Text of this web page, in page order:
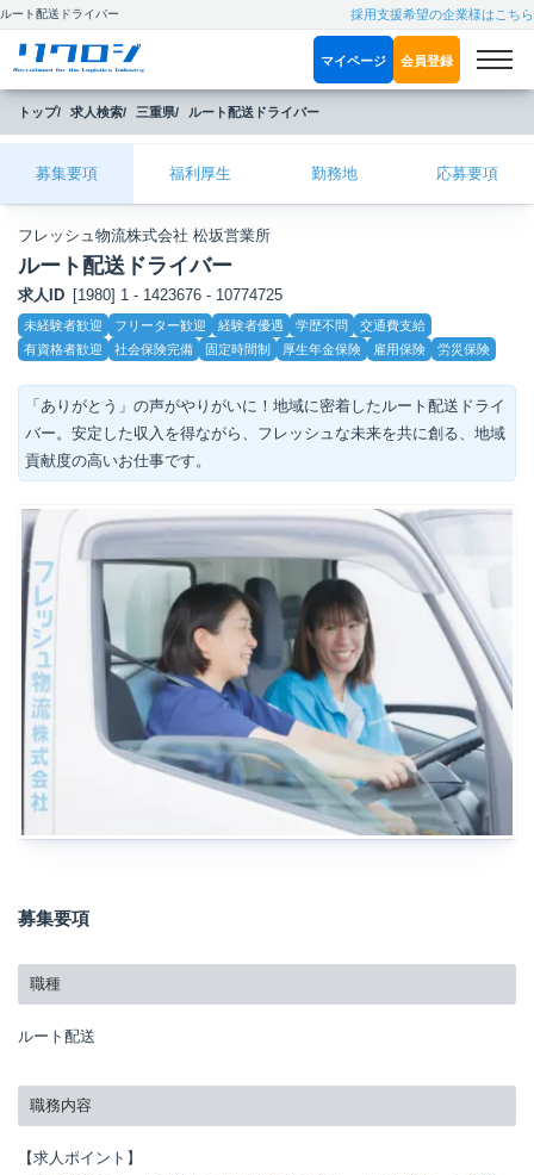
ルート配送ドライバー 採用支援希望の企業様はこちら
マイページ 会員登録
トップ 求人検索 三重県 ルート配送ドライバー
募集要項 福利厚生 勤務地 応募要項
フレッシュ物流株式会社 松坂営業所
ルート配送ドライバー
求人ID [1980] 1 - 1423676 - 10774725
こ
だ
わ
未経験者歓迎 フリーター歓迎 経験者優遇 学歴不問
交通費支給
有資格者歓迎
社会保険完備 固定時間制 厚生年金保険 雇用保険 労災保険
「ありがとう」の声がやりがいに！地域に密着したルート配送ドライ
バー。安定した収入を得ながら、フレッシュな未来を共に創る、地域
貢献度の高いお仕事です。
募集要項
職種
ルート配送
職務内容
【求人ポイント】